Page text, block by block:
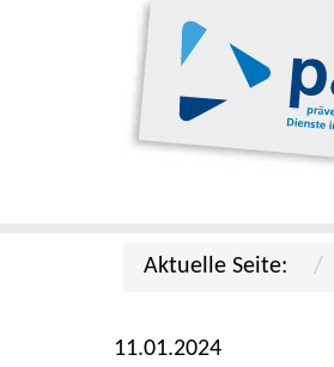
Aktuelle Seite:
11.01.2024